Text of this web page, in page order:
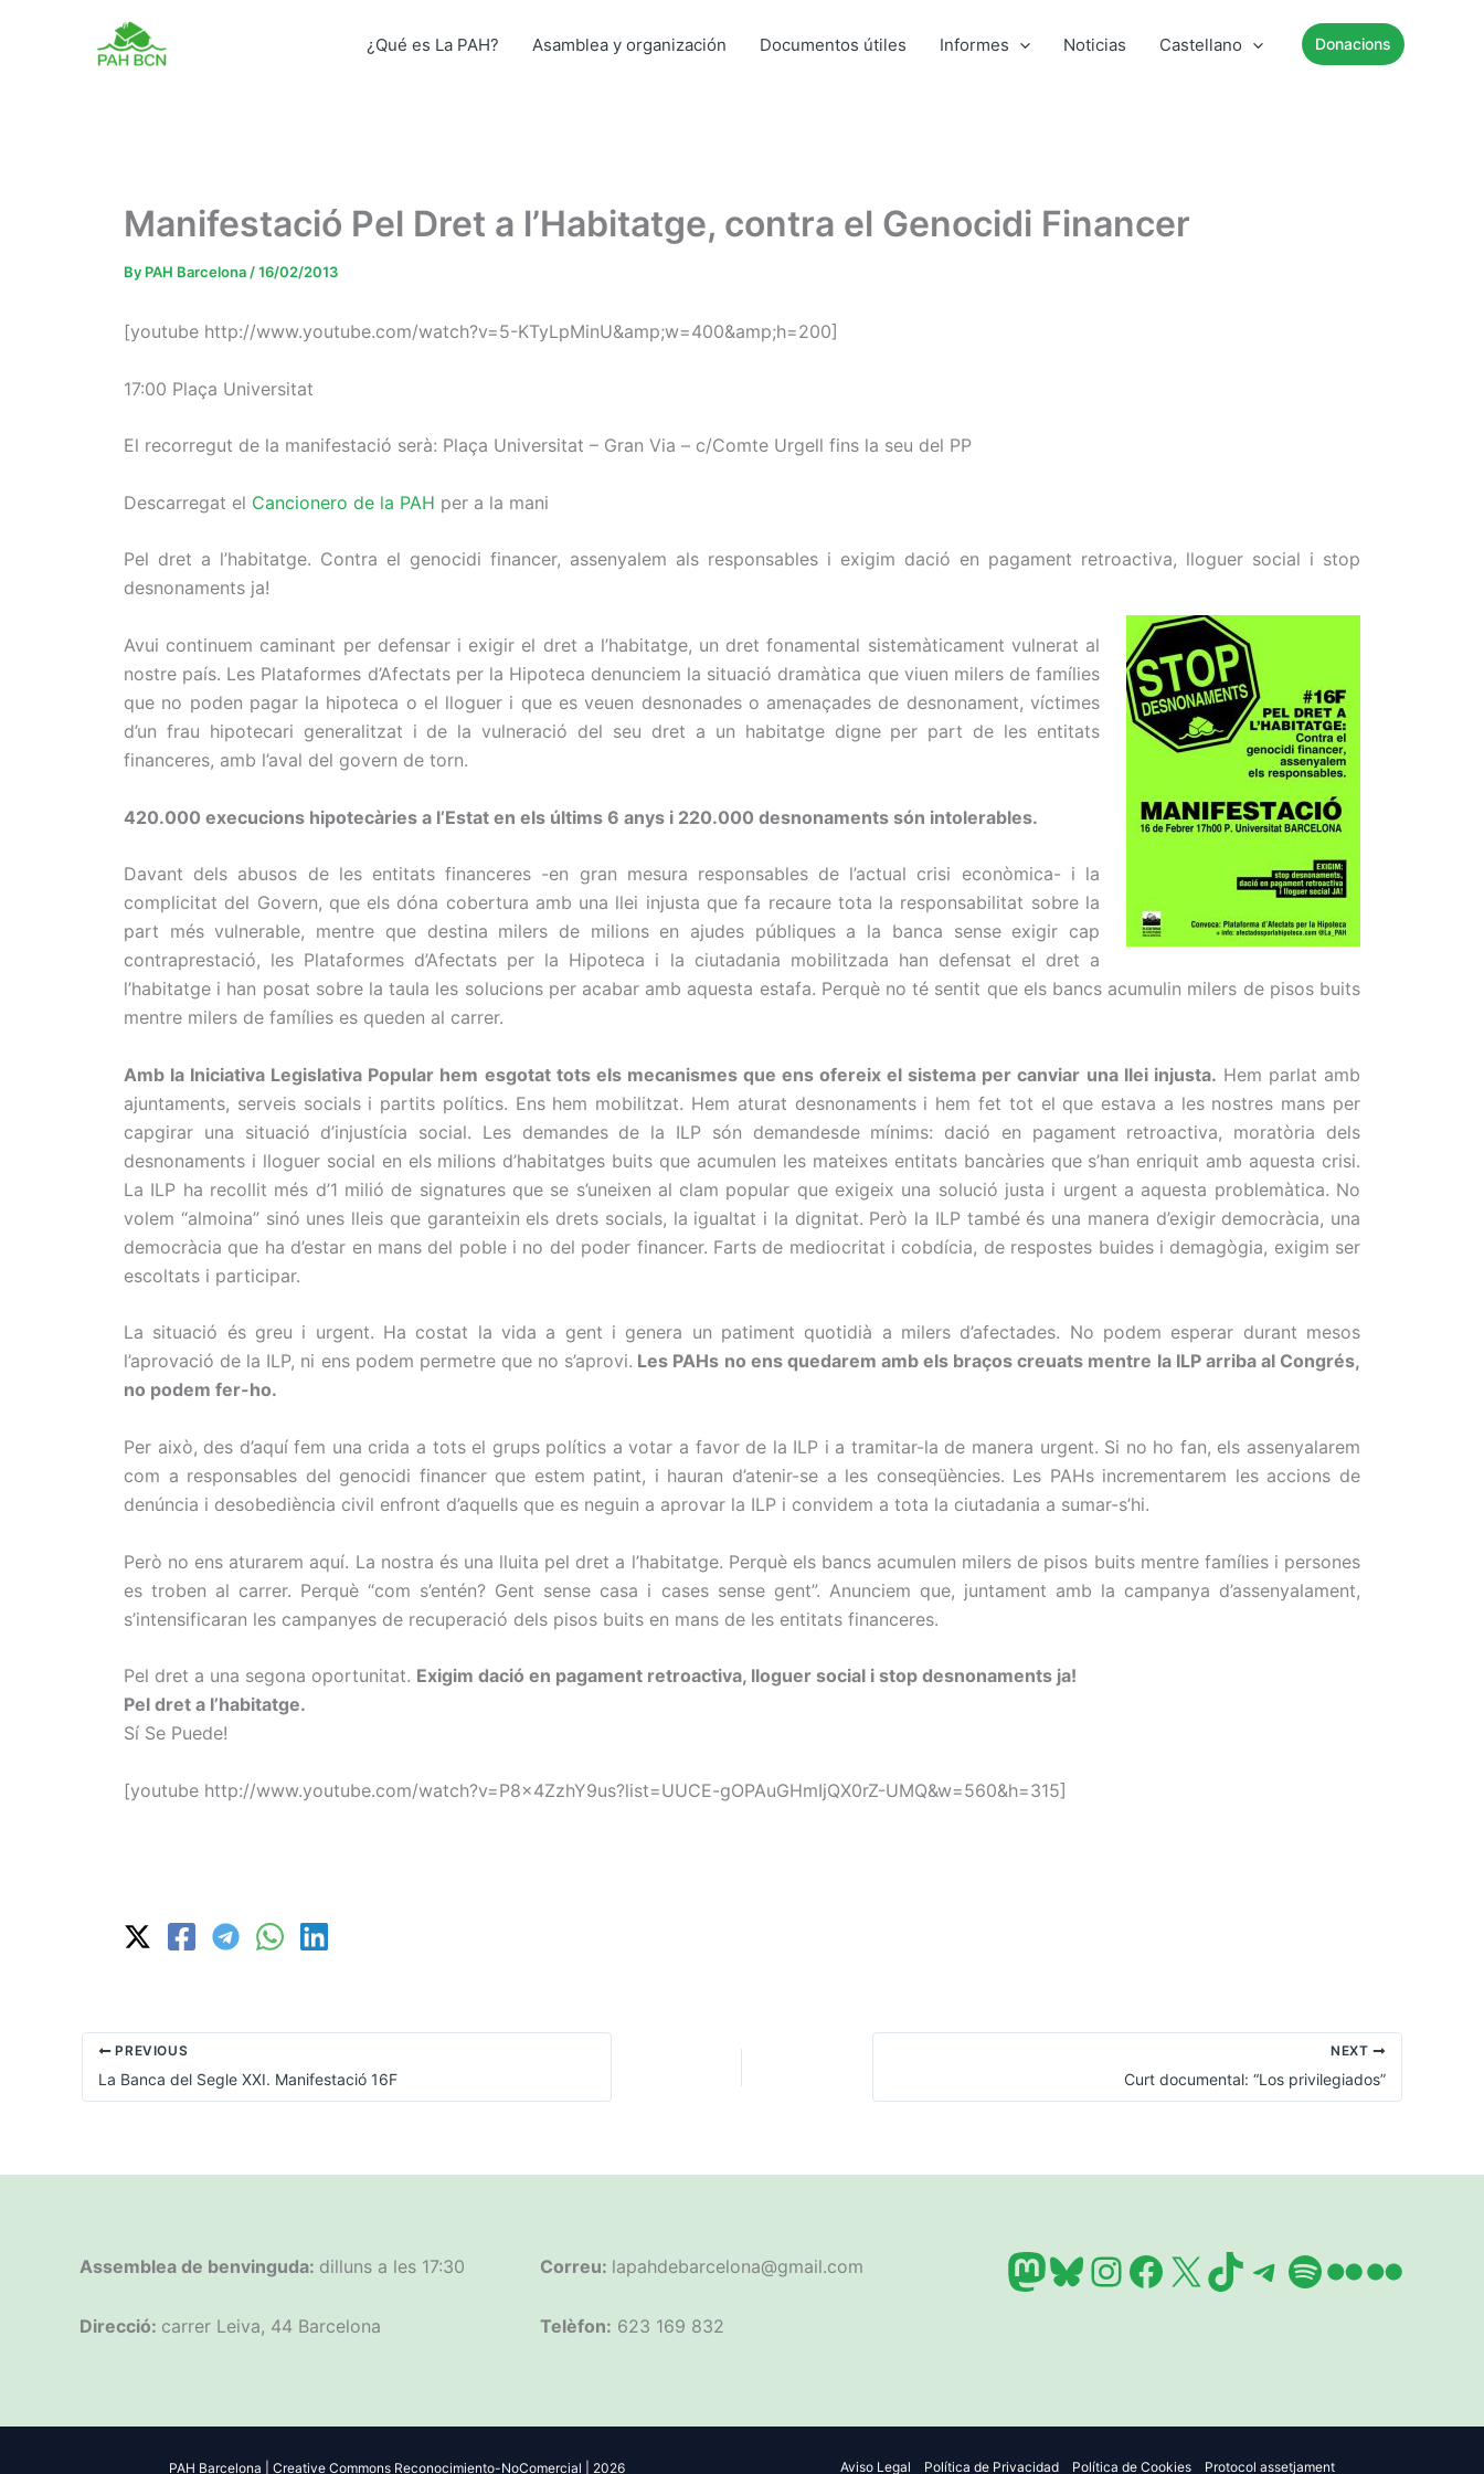
¿Qué es La PAH? Asamblea y organización Documentos útiles Informes Noticias Castellano Donacions
Manifestació Pel Dret a l’Habitatge, contra el Genocidi Financer
By PAH Barcelona /16/02/2013
[youtube http://www.youtube.com/watch?v=5-KTyLpMinU&amp;w=400&amp;h=200]
17:00 Plaça Universitat
El recorregut de la manifestació serà: Plaça Universitat – Gran Via – c/Comte Urgell fins la seu del PP
Descarregat el Cancionero de la PAH per a la mani
Pel dret a l’habitatge. Contra el genocidi financer, assenyalem als responsables i exigim dació en pagament retroactiva, lloguer social i stop
desnonaments ja!
Avui continuem caminant per defensar i exigir el dret a l’habitatge, un dret fonamental sistemàticament vulnerat al
nostre país. Les Plataformes d’Afectats per la Hipoteca denunciem la situació dramàtica que viuen milers de famílies
que no poden pagar la hipoteca o el lloguer i que es veuen desnonades o amenaçades de desnonament, víctimes
d’un frau hipotecari generalitzat i de la vulneració del seu dret a un habitatge digne per part de les entitats
financeres, amb l’aval del govern de torn.
420.000 execucions hipotecàries a l’Estat en els últims 6 anys i 220.000 desnonaments són intolerables.
Davant dels abusos de les entitats financeres -en gran mesura responsables de l’actual crisi econòmica- i la
complicitat del Govern, que els dóna cobertura amb una llei injusta que fa recaure tota la responsabilitat sobre la
part més vulnerable, mentre que destina milers de milions en ajudes públiques a la banca sense exigir cap
contraprestació, les Plataformes d’Afectats per la Hipoteca i la ciutadania mobilitzada han defensat el dret a
l’habitatge i han posat sobre la taula les solucions per acabar amb aquesta estafa. Perquè no té sentit que els bancs acumulin milers de pisos buits
mentre milers de famílies es queden al carrer.
Amb la Iniciativa Legislativa Popular hem esgotat tots els mecanismes que ens ofereix el sistema per canviar una llei injusta. Hem parlat amb
ajuntaments, serveis socials i partits polítics. Ens hem mobilitzat. Hem aturat desnonaments i hem fet tot el que estava a les nostres mans per
capgirar una situació d’injustícia social. Les demandes de la ILP són demandesde mínims: dació en pagament retroactiva, moratòria dels
desnonaments i lloguer social en els milions d’habitatges buits que acumulen les mateixes entitats bancàries que s’han enriquit amb aquesta crisi.
La ILP ha recollit més d’1 milió de signatures que se s’uneixen al clam popular que exigeix una solució justa i urgent a aquesta problemàtica. No
volem “almoina” sinó unes lleis que garanteixin els drets socials, la igualtat i la dignitat. Però la ILP també és una manera d’exigir democràcia, una
democràcia que ha d’estar en mans del poble i no del poder financer. Farts de mediocritat i cobdícia, de respostes buides i demagògia, exigim ser
escoltats i participar.
La situació és greu i urgent. Ha costat la vida a gent i genera un patiment quotidià a milers d’afectades. No podem esperar durant mesos
l’aprovació de la ILP, ni ens podem permetre que no s’aprovi. Les PAHs no ens quedarem amb els braços creuats mentre la ILP arriba al Congrés,
no podem fer-ho.
Per això, des d’aquí fem una crida a tots el grups polítics a votar a favor de la ILP i a tramitar-la de manera urgent. Si no ho fan, els assenyalarem
com a responsables del genocidi financer que estem patint, i hauran d’atenir-se a les conseqüències. Les PAHs incrementarem les accions de
denúncia i desobediència civil enfront d’aquells que es neguin a aprovar la ILP i convidem a tota la ciutadania a sumar-s’hi.
Però no ens aturarem aquí. La nostra és una lluita pel dret a l’habitatge. Perquè els bancs acumulen milers de pisos buits mentre famílies i persones
es troben al carrer. Perquè “com s’entén? Gent sense casa i cases sense gent”. Anunciem que, juntament amb la campanya d’assenyalament,
s’intensificaran les campanyes de recuperació dels pisos buits en mans de les entitats financeres.
Pel dret a una segona oportunitat. Exigim dació en pagament retroactiva, lloguer social i stop desnonaments ja!
Pel dret a l’habitatge.
Sí Se Puede!
[youtube http://www.youtube.com/watch?v=P8x4ZzhY9us?list=UUCE-gOPAuGHmIjQX0rZ-UMQ&w=560&h=315]
PREVIOUS
La Banca del Segle XXI. Manifestació 16F
NEXT
Curt documental: “Los privilegiados”
Assemblea de benvinguda: dilluns a les 17:30
Direcció: carrer Leiva, 44 Barcelona
Correu: lapahdebarcelona@gmail.com
Telèfon: 623 169 832
Mastodon
Bluesky
Instagram
Facebook
X TikTok
Telegram
Spotify
FlickrFlickr
PAH Barcelona | Creative Commons Reconocimiento-NoComercial | 2026 Aviso Legal Política de Privacidad Política de Cookies Protocol assetjament